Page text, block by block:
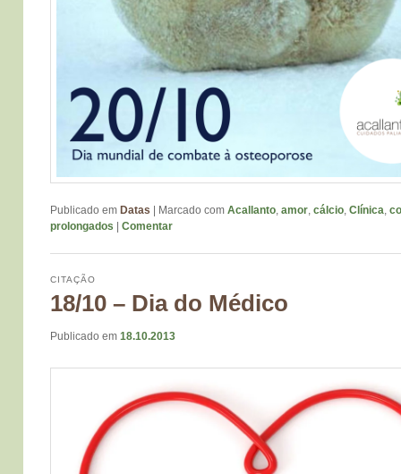
Publicado em Datas Marcado com Acallanto, amor, cálcio, Clínica,
prolongados
Comentar
18/10 – Dia do Médico
CITAÇÃO
Publicado em 18.10.2013